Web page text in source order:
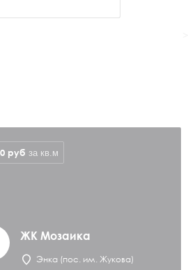
ЖК Мозаика
Энка (пос. им. Жукова)
руб за кв.м